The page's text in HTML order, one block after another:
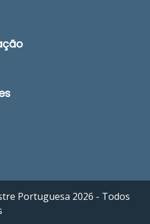
Portuguesa 2026 - Todos